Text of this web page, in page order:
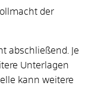
der
abschließend. Je
Unterlagen
kann weitere